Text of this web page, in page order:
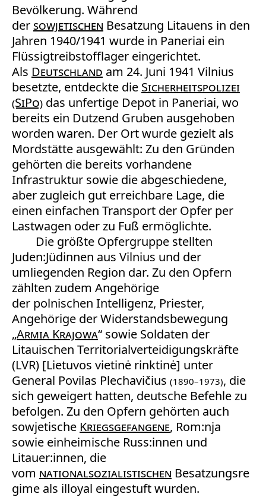
Bevölkerung. Während
dersowjetischen Besatzung Litauens in den
Jahren 1940/1941 wurde in Paneriai ein
Flüssigtreibstofflager eingerichtet.
Als Deutschland am 24. Juni 1941 Vilnius
besetzte, entdeckte die Sicherheitspolizei
(SiPo) das unfertige Depot in Paneriai, wo
bereits ein Dutzend Gruben ausgehoben
worden waren. Der Ort wurde gezielt als
Mordstätte ausgewählt: Zu den Gründen
gehörten die bereits vorhandene
Infrastruktur sowie die abgeschiedene,
aber zugleich gut erreichbare Lage, die
einen einfachen Transport der Opfer per
Lastwagen oder zu Fuß ermöglichte.
Die größte Opfergruppe stellten
Juden:Jüdinnen aus Vilnius und der
umliegenden Region dar. Zu den Opfern
zählten zudem Angehörige
der polnischen Intelligenz, Priester,
Angehörige der Widerstandsbewegung
„Armia Krajowa“ sowie Soldaten der
Litauischen Territorialverteidigungskräfte
(LVR) [Lietuvos vietinė rinktinė] unter
General Povilas Plechavičius (1890–1973), die
sich geweigert hatten, deutsche Befehle zu
befolgen. Zu den Opfern gehörten auch
sowjetische Kriegsgefangene, Rom:nja
sowie einheimische Russ:innen und
Litauer:innen, die
vom nationalsozialistischen Besatzungsre
gime als illoyal eingestuft wurden.